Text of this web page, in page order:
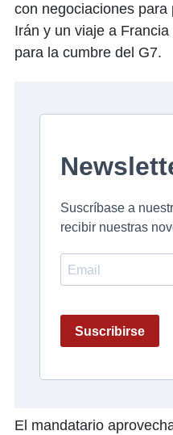
con negociaciones
Irán y un viaje a
para la cumbre del G7.
El mandatario